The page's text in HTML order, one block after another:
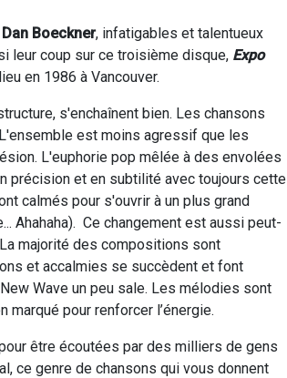
Dan Boeckner, infatigables et talentueux
leur coup sur ce troisième disque, Expo
en 1986 à Vancouver.
s'enchaînent bien. Les chansons
est moins agressif que les
L'euphorie pop mêlée à des envolées
précision et en subtilité avec toujours cette
calmés pour s'ouvrir à un plus grand
Ahahaha). Ce changement est aussi peut-
majorité des compositions sont
et accalmies se succèdent et font
Wave un peu sale. Les mélodies sont
pour renforcer l’énergie.
être écoutées par des milliers de gens
ce genre de chansons qui vous donnent